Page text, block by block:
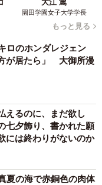
大江 篤
園田学園女子大学学長
もっと見る
ロのホンダレジェン
が居たら」 大御所漫
えるのに、まだ欲し
七夕飾り、書かれた願
は終わりがないのか
夏の海で赤銅色の肉体